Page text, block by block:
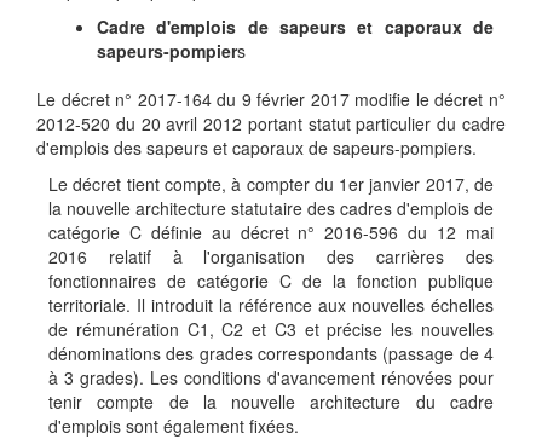
Cadre d'emplois de sapeurs et caporaux de
sapeurs-pompiers
Le décret n° 2017-164 du 9 février 2017 modifie le décret n°
2012-520 du 20 avril 2012 portant statut particulier du cadre
d'emplois des sapeurs et caporaux de sapeurs-pompiers.
Le décret tient compte, à compter du 1er janvier 2017, de
la nouvelle architecture statutaire des cadres d'emplois de
catégorie C définie au décret n° 2016-596 du 12 mai
2016 relatif à l'organisation des carrières des
fonctionnaires de catégorie C de la fonction publique
territoriale. Il introduit la référence aux nouvelles échelles
de rémunération C1, C2 et C3 et précise les nouvelles
dénominations des grades correspondants (passage de 4
à 3 grades). Les conditions d'avancement rénovées pour
tenir compte de la nouvelle architecture du cadre
d'emplois sont également fixées.